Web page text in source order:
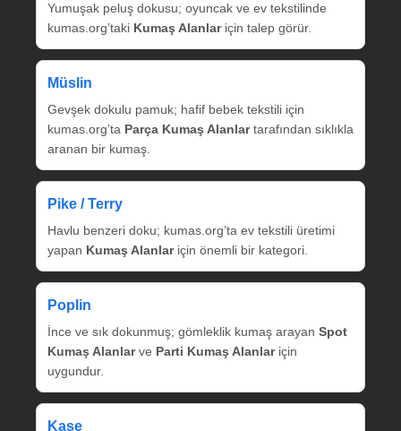
Yumuşak peluş dokusu; oyuncak ve ev tekstilinde
kumas.org’taki Kumaş Alanlariçin talep görür.
Müslin
Gevşek dokulu pamuk; hafif bebek tekstili için
kumas.org’ta Parça Kumaş Alanlartarafından sıklıkla
aranan bir kumaş.
Pike / Terry
Havlu benzeri doku; kumas.org’ta ev tekstili üretimi
yapan Kumaş Alanlariçin önemli bir kategori.
Poplin
İnce ve sık dokunmuş; gömleklik kumaş arayan Spot
Kumaş Alanlarve Parti Kumaş Alanlariçin
uygundur.
Kaşe